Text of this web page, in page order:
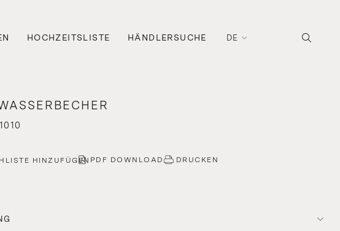
HOCHZEITSLISTE HÄNDLERSUCHE DE
HINZUFÜGEN PDF DOWNLOAD DRUCKEN